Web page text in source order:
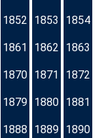
1852 1853 1854
1861 1862 1863
1870 1871 1872
1879 1880 1881
1888 1889 1890